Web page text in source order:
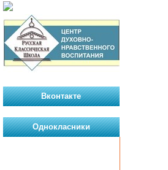
Вконтакте
Однокласники